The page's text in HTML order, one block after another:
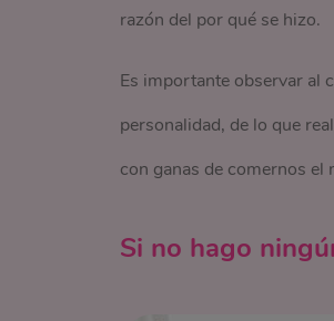
razón del por qué se hizo.
Es importante observar al
personalidad, de lo que
con ganas de comernos el
Si no hago